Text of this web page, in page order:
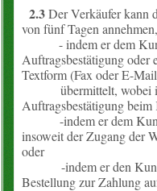
2.3Der Verkäufer kann
von fünf Tagen annehmen,
- indem er dem
Auftragsbestätigung oder
Textform (Fax oder E-
übermittelt, wobei
Auftragsbestätigung
-indem er dem
insoweit der Zugang der
oder
-indem er den
Bestellung zur Zahlung